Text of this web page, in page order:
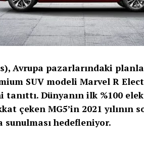
Avrupa pazarlarındaki
SUV modeli Marvel R
Dünyanın ilk %100
çeken MG5’in 2021 yılının
sunulması hedefleniyor.